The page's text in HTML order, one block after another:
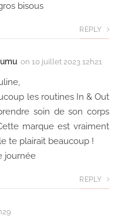
bisous
REPLY
on 10 juillet 2023 12h21
les routines In & Out
soin de son corps
marque est vraiment
te plairait beaucoup !
journée
REPLY